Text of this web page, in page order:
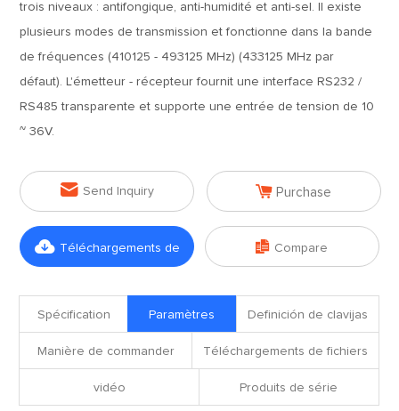
trois niveaux : antifongique, anti-humidité et anti-sel. Il existe
plusieurs modes de transmission et fonctionne dans la bande
de fréquences (410125 - 493125 MHz) (433125 MHz par
défaut). L'émetteur - récepteur fournit une interface RS232 /
RS485 transparente et supporte une entrée de tension de 10
~ 36V.
 Send Inquiry  Purchase
 Téléchargements de  Compare
Spécification Paramètres Definición de clavijas
Manière de commander Téléchargements de fichiers
vidéo Produits de série